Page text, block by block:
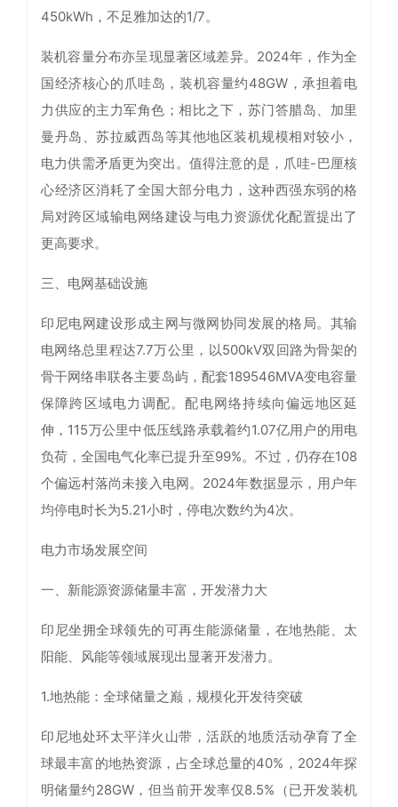
450kWh，不足雅加达的1/7。
装机容量分布亦呈现显著区域差异。2024年，作为全
国经济核心的爪哇岛，装机容量约48GW，承担着电
力供应的主力军角色；相比之下，苏门答腊岛、加里
曼丹岛、苏拉威西岛等其他地区装机规模相对较小，
电力供需矛盾更为突出。值得注意的是，爪哇-巴厘核
心经济区消耗了全国大部分电力，这种西强东弱的格
局对跨区域输电网络建设与电力资源优化配置提出了
更高要求。
三、电网基础设施
印尼电网建设形成主网与微网协同发展的格局。其输
电网络总里程达7.7万公里，以500kV双回路为骨架的
骨干网络串联各主要岛屿，配套189546MVA变电容量
保障跨区域电力调配。配电网络持续向偏远地区延
伸，115万公里中低压线路承载着约1.07亿用户的用电
负荷，全国电气化率已提升至99%。不过，仍存在108
个偏远村落尚未接入电网。2024年数据显示，用户年
均停电时长为5.21小时，停电次数约为4次。
电力市场发展空间
一、新能源资源储量丰富，开发潜力大
印尼坐拥全球领先的可再生能源储量，在地热能、太
阳能、风能等领域展现出显著开发潜力。
1.地热能：全球储量之巅，规模化开发待突破
印尼地处环太平洋火山带，活跃的地质活动孕育了全
球最丰富的地热资源，占全球总量的40%，2024年探
明储量约28GW，但当前开发率仅8.5%（已开发装机